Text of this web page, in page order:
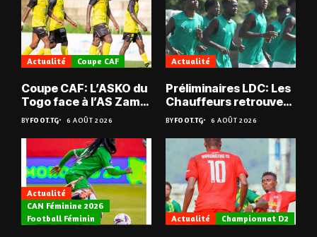
Actualité Coupe CAF
Coupe CAF: L’ASKO du
Togo face à l’AS Zam
du Niger
BYFOOT.TG 6 AOÛT 2026
Actualité
Préliminaires LDC: Les
Chauffeurs retrouvent
les Mimos
BYFOOT.TG 6 AOÛT 2026
Actualité
CAN Féminine 2026
Football Féminin
Actualité Championnat D2